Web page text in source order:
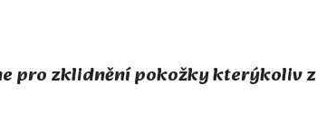
pro zklidnění pokožky kterýkoliv z